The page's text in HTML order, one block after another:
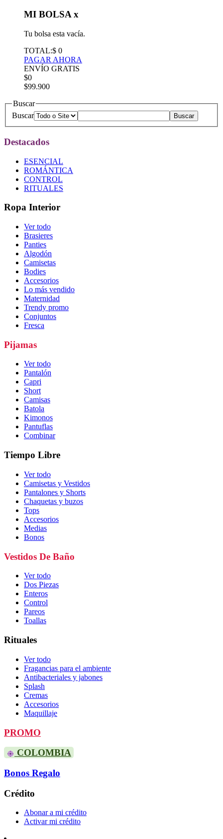
MI BOLSA x
Tu bolsa esta vacía.
TOTAL:$ 0
PAGAR AHORA
ENVÍO GRATIS
$0
$99.900
Buscar
Buscar
Destacados
ESENCIAL
ROMÁNTICA
CONTROL
RITUALES
Ropa Interior
Ver todo
Brasieres
Panties
Algodón
Camisetas
Bodies
Accesorios
Lo más vendido
Maternidad
Trendy promo
Conjuntos
Fresca
Pijamas
Ver todo
Pantalón
Capri
Short
Camisas
Batola
Kimonos
Pantuflas
Combinar
Tiempo Libre
Ver todo
Camisetas y Vestidos
Pantalones y Shorts
Chaquetas y buzos
Tops
Accesorios
Medias
Bonos
Vestidos De Baño
Ver todo
Dos Piezas
Enteros
Control
Pareos
Toallas
Rituales
Ver todo
Fragancias para el ambiente
Antibacteriales y jabones
Splash
Cremas
Accesorios
Maquillaje
PROMO
COLOMBIA
Bonos Regalo
Crédito
Abonar a mi crédito
Activar mi crédito